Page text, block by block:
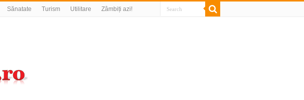
Sănatate Turism Utilitare Zâmbiți azi!